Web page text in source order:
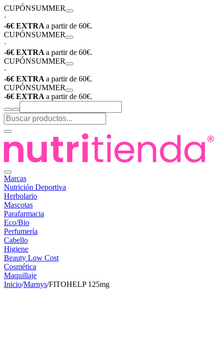
CUPÓNSUMMER
·
-6€ EXTRA a partir de 60€.
CUPÓNSUMMER
·
-6€ EXTRA a partir de 60€.
CUPÓNSUMMER
·
-6€ EXTRA a partir de 60€.
CUPÓNSUMMER
-6€ EXTRA a partir de 60€.
Marcas
Nutrición Deportiva
Herbolario
Mascotas
Parafarmacia
Eco/Bio
Perfumería
Cabello
Higiene
Beauty Low Cost
Cosmética
Maquillaje
Inicio/Marnys/FITOHELP 125mg